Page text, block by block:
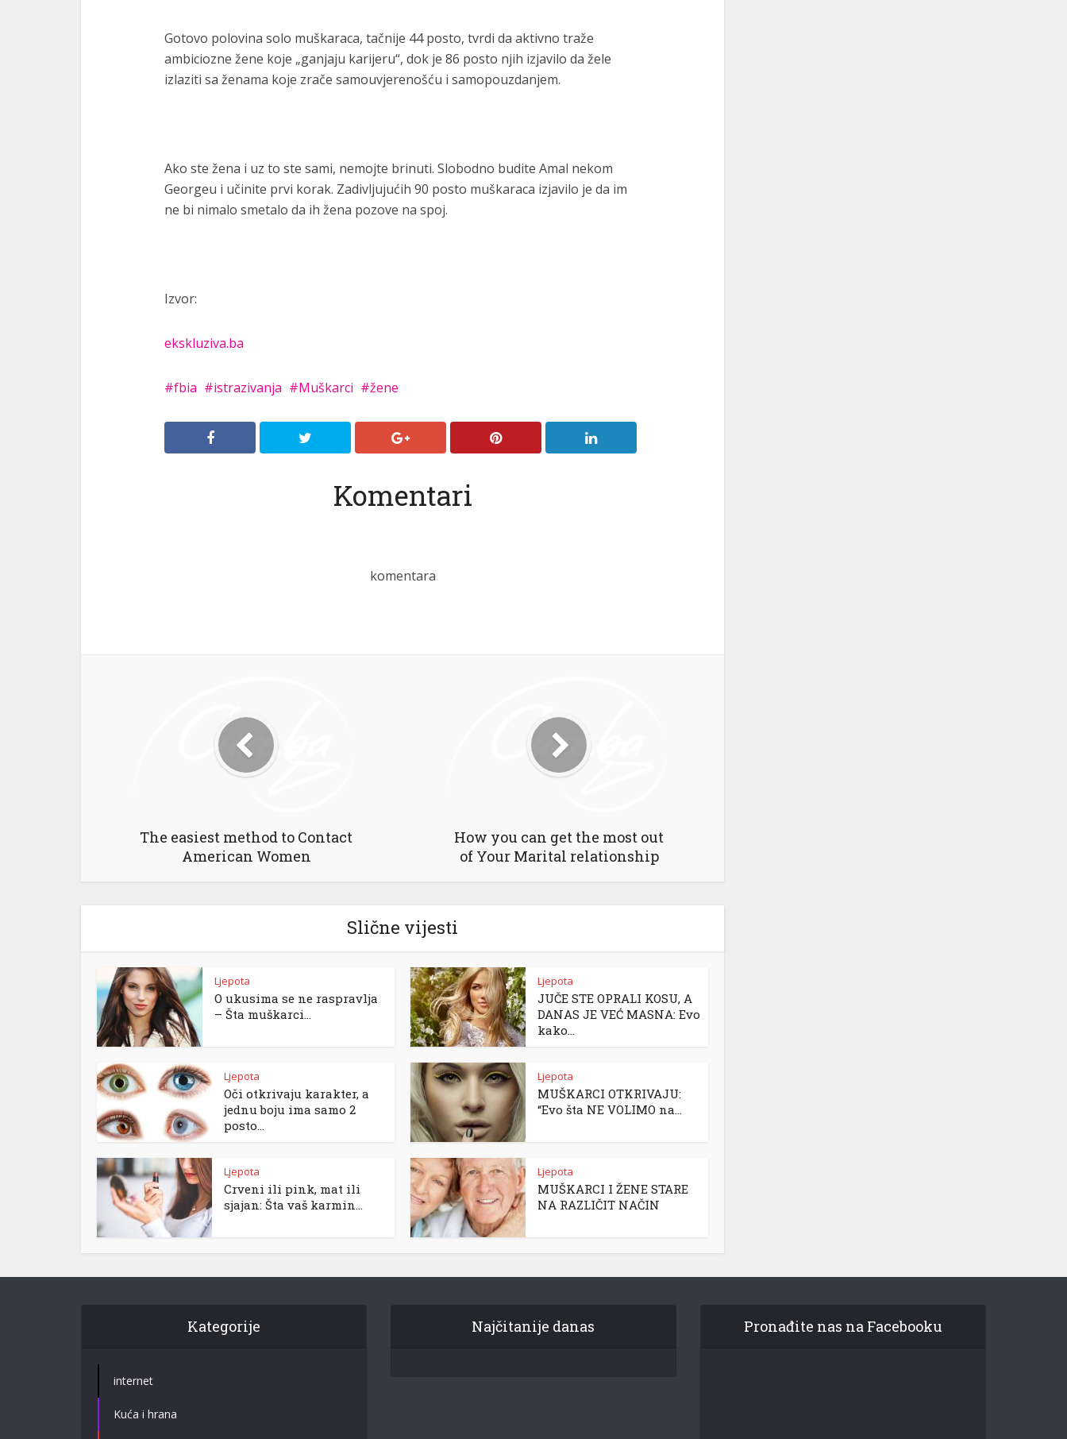
Gotovo polovina solo muškaraca, tačnije 44 posto, tvrdi da aktivno traže
ambiciozne žene koje „ganjaju karijeru“, dok je 86 posto njih izjavilo da žele
izlaziti sa ženama koje zrače samouvjerenošću i samopouzdanjem.
Ako ste žena i uz to ste sami, nemojte brinuti. Slobodno budite Amal nekom
Georgeu i učinite prvi korak. Zadivljujućih 90 posto muškaraca izjavilo je da im
ne bi nimalo smetalo da ih žena pozove na spoj.
Izvor:
ekskluziva.ba
fbia istrazivanja Muškarci žene
Komentari
komentara
The easiest method to Contact
American Women
How you can get the most out
of Your Marital relationship
Slične vijesti
Ljepota
O ukusima se ne raspravlja
– Šta muškarci...
Ljepota
JUČE STE OPRALI KOSU, A
DANAS JE VEĆ MASNA: Evo
kako...
Ljepota
Oči otkrivaju karakter, a
jednu boju ima samo 2
posto...
Ljepota
MUŠKARCI OTKRIVAJU:
“Evo šta NE VOLIMO na...
Ljepota
Crveni ili pink, mat ili
sjajan: Šta vaš karmin...
Ljepota
MUŠKARCI I ŽENE STARE
NA RAZLIČIT NAČIN
Kategorije
internet
Kuća i hrana
Najčitanije danas Pronađite nas na Facebooku